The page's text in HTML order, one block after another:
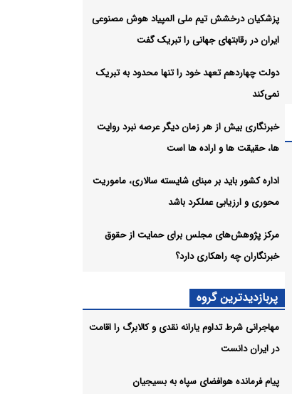
پزشکیان درخشش تیم ملی المپیاد هوش مصنوعی
ایران در رقابتهای جهانی را تبریک گفت
دولت چهاردهم تعهد خود را تنها محدود به تبریک
نمی‌کند
خبرنگاری بیش از هر زمان دیگر عرصه نبرد روایت
ها، حقیقت ها و اراده ها است
اداره کشور باید بر مبنای شایسته سالاری، ماموریت
محوری و ارزیابی عملکرد باشد
مرکز پژوهش‌های مجلس برای حمایت از حقوق
خبرنگاران چه راهکاری دارد؟
پربازدیدترین گروه
مهاجرانی شرط تداوم یارانه نقدی و کالابرگ را اقامت
در ایران دانست
پیام فرمانده هوافضای سپاه به بسیجیان